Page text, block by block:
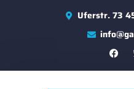
Uferstr. 73